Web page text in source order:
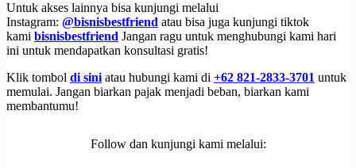
Untuk akses lainnya bisa kunjungi melalui
Instagram: @bisnisbestfriend atau bisa juga kunjungi tiktok
kami bisnisbestfriend Jangan ragu untuk menghubungi kami hari
ini untuk mendapatkan konsultasi gratis!
Klik tombol di sini atau hubungi kami di +62 821-2833-3701 untuk
memulai. Jangan biarkan pajak menjadi beban, biarkan kami
membantumu!
Follow dan kunjungi kami melalui: